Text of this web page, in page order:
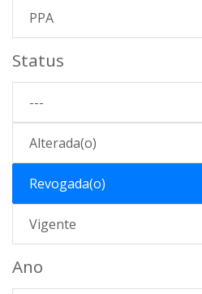
PPA
Status
---
Alterada(o)
Revogada(o)
Vigente
Ano